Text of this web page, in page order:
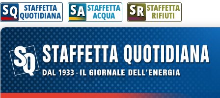
SQ STAFFETTA
QUOTIDIANA SA STAFFETTA
ACQUA SR STAFFETTA
RIFIUTI